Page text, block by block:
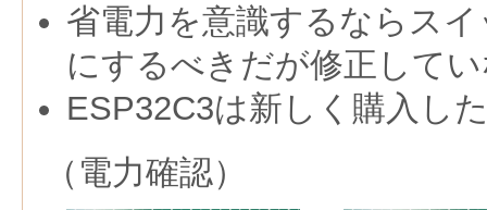
省電力を意識するならス
にするべきだが修正して
ESP32C3は新しく購入し
（電力確認）